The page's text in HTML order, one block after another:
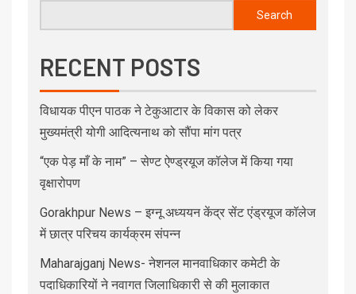
Search
RECENT POSTS
विधायक पीएन पाठक ने टेकुआटार के विकास को लेकर
मुख्यमंत्री योगी आदित्यनाथ को सौंपा मांग पत्र
“एक पेड़ माँ के नाम” – सेण्ट ऐण्ड्रयूज कॉलेज में किया गया
वृक्षारोपण
Gorakhpur News – इग्नू अध्ययन केंद्र सेंट एंड्रयूज कॉलेज
में छात्र परिचय कार्यक्रम संपन्न
Maharajganj News- नेशनल मानवाधिकार कमेटी के
पदाधिकारियों ने नवागत जिलाधिकारी से की मुलाकात